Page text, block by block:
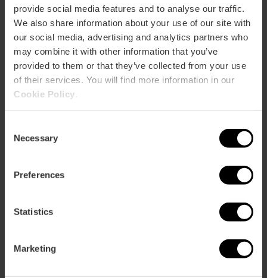
provide social media features and to analyse our traffic.
We also share information about your use of our site with
our social media, advertising and analytics partners who
may combine it with other information that you’ve
provided to them or that they’ve collected from your use
of their services. You will find more information in our
Cookie Policy
Selection
Necessary
Preferences
Statistics
Marketing
de las Artes y las Ciencias
4.8 - 289 opiniones
10% dto València Tourist Card
Desde51,25 €